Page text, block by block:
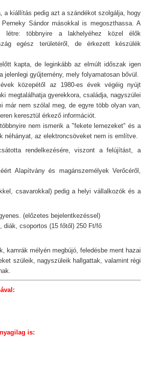
kiállítás pedig azt a szándékot szolgálja, hogy
Sándor másokkal is megoszthassa. A
létre: többnyire a lakhelyéhez közel élők
egész területéről, de érkezett készülék
kapta, de leginkább az elmúlt időszak igen
gyűjtemény, mely folyamatosan bővül.
közepétől az 1980-es évek végéig nyújt
megtalálhatja gyerekkora, családja, nagyszülei
már nem szólal meg, de egyre több olyan van,
keresztül érkező információt.
nem ismerik a "fekete lemezeket" és a
néhányat, az elektroncsöveket nem is említve.
rendelkezésére, viszont a felújítást, a
Alapítvány és magánszemélyek Verőcéről,
csavarokkal) pedig a helyi vállalkozók és a
(előzetes bejelentkezéssel)
diák, csoportos (15 főtől) 250 Ft/fő
kamrák mélyén megbújó, feledésbe ment hazai
szüleik, nagyszüleik hallgattak, valamint régi
is: